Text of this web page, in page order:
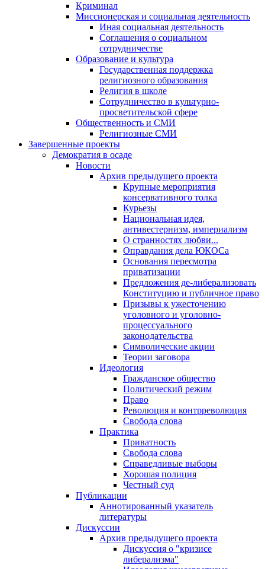
Криминал
Миссионерская и социальная деятельность
Иная социальная деятельность
Соглашения о социальном
сотрудничестве
Образование и культура
Государственная поддержка
религиозного образования
Религия в школе
Сотрудничество в культурно-
просветительской сфере
Общественность и СМИ
Религиозные СМИ
Завершенные проекты
Демократия в осаде
Новости
Архив предыдущего проекта
Крупные мероприятия
консервативного толка
Курьезы
Национальная идея,
антивестернизм, империализм
О странностях любви...
Оправдания дела ЮКОСа
Основания пересмотра
приватизации
Предложения де-либерализовать
Конституцию и публичное право
Призывы к ужесточению
уголовного и уголовно-
процессуального
законодательства
Символические акции
Теории заговора
Идеология
Гражданское общество
Политический режим
Право
Революция и контрреволюция
Свобода слова
Практика
Приватность
Свобода слова
Справедливые выборы
Хорошая полиция
Честный суд
Публикации
Аннотированный указатель
литературы
Дискуссии
Архив предыдущего проекта
Дискуссия о "кризисе
либерализма"